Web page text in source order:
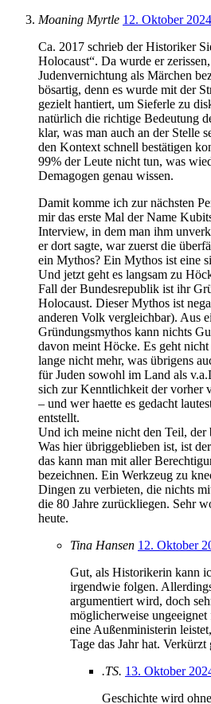
Moaning Myrtle 12. Oktober 2024
Ca. 2017 schrieb der Historiker
Holocaust“. Da wurde er
Judenvernichtung als Märchen
bösartig, denn es wurde mit der
gezielt hantiert, um Sieferle zu
natürlich die richtige Bedeutung
klar, was man auch an der Stelle
den Kontext schnell bestätigen
99% der Leute nicht tun, was
Demagogen genau wissen.
Damit komme ich zur nächsten
mir das erste Mal der Name
Interview, in dem man ihm
er dort sagte, war zuerst die
ein Mythos? Ein Mythos ist eine
Und jetzt geht es langsam zu
Fall der Bundesrepublik ist ihr
Holocaust. Dieser Mythos ist
anderen Volk vergleichbar). Aus
Gründungsmythos kann nichts
davon meint Höcke. Es geht
lange nicht mehr, was übrigens
für Juden sowohl im Land als
sich zur Kenntlichkeit der vorher
– und wer haette es gedacht
entstellt.
Und ich meine nicht den Teil,
Was hier übriggeblieben ist, ist
das kann man mit aller
bezeichnen. Ein Werkzeug zu
Dingen zu verbieten, die nichts
die 80 Jahre zurückliegen. Sehr
heute.
Tina Hansen 12. Oktober
Gut, als Historikerin kann
irgendwie folgen.
argumentiert wird, doch
möglicherweise ungeeignet
eine Außenministerin
Tage das Jahr hat. Verkürzt
.TS. 13. Oktober
Geschichte wird